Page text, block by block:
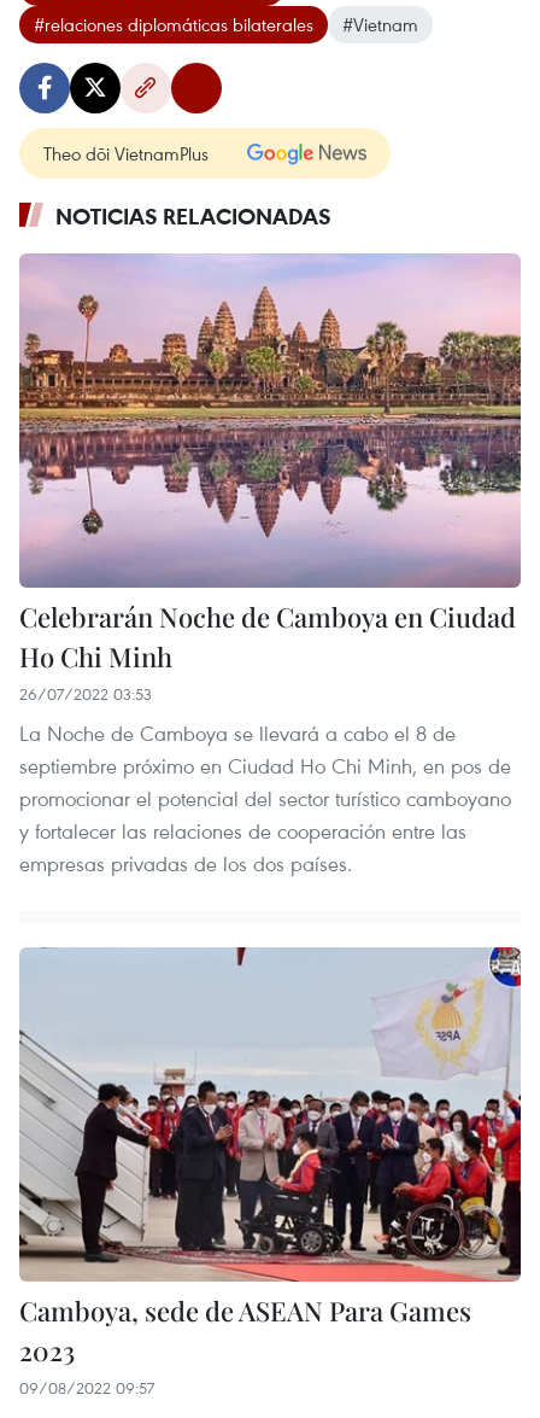
#relaciones diplomáticas bilaterales
#Vietnam
Theo dõi VietnamPlus
NOTICIAS RELACIONADAS
Celebrarán Noche de Camboya en Ciudad
Ho Chi Minh
26/07/2022 03:53
La Noche de Camboya se llevará a cabo el 8 de
septiembre próximo en Ciudad Ho Chi Minh, en pos de
promocionar el potencial del sector turístico camboyano
y fortalecer las relaciones de cooperación entre las
empresas privadas de los dos países.
Camboya, sede de ASEAN Para Games
2023
09/08/2022 09:57